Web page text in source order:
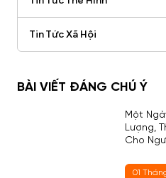
Tin Tức Xã Hội
BÀI VIẾT ĐÁNG CHÚ Ý
Một
Lượng,
Cho
01